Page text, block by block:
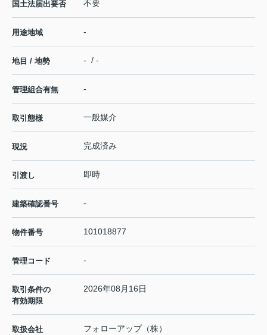
国土法届出要否 不要
用途地域 -
地目 / 地勢 - / -
管理組合有無 -
取引態様 一般媒介
現況 完成済み
引渡し 即時
建築確認番号 -
物件番号 101018877
管理コード -
取引条件の
有効期限
2026年08月16日
取扱会社
フォローアップ（株）